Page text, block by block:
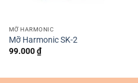
MỠ HARMONIC
Mỡ Harmonic SK-2
99.000₫